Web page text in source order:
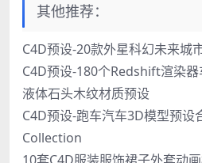
其他推荐：
C4D预设-20款外星科幻未来城
C4D预设-180个Redshift渲染
液体石头木纹材质预设
C4D预设-跑车汽车3D模型预
Collection